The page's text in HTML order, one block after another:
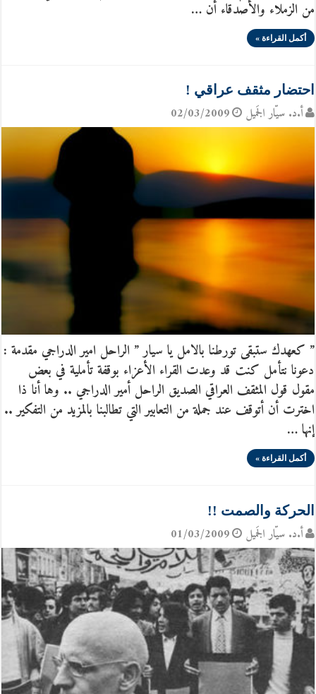
من الزملاء والأصدقاء أن …
أكمل القراءة »
احتضار مثقف عراقي !
أ.د. سيّار الجَميل 02/03/2009
” كعهدك ستبقى تورطنا بالامل يا سيار ” الراحل امير الدراجي مقدمة :
دعونا نتأمل كنت قد وعدت القراء الأعزاء بوقفة تأملية في بعض
مقول قول المثقف العراقي الصديق الراحل أمير الدراجي .. وها أنا ذا
اخترت أن أتوقف عند جملة من التعابير التي تطالبنا بالمزيد من التفكير ..
إنها …
أكمل القراءة »
الحركة والصمت !!
أ.د. سيّار الجَميل 01/03/2009